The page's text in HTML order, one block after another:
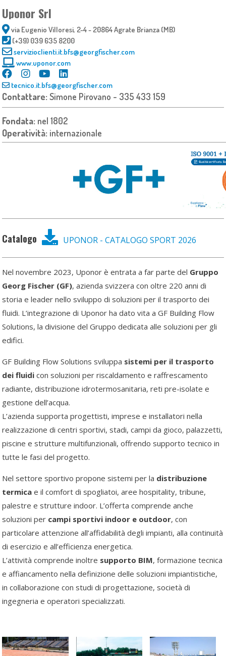
Uponor Srl
via Eugenio Villoresi, 2-4 - 20864 Agrate Brianza (MB)
(+39) 039 635 8200
servizioclienti.it.bfs@georgfischer.com
www.uponor.com
tecnico.it.bfs@georgfischer.com
Contattare:Simone Pirovano - 335 433 159
Fondata: nel 1802
Operatività: internazionale
Catalogo UPONOR - CATALOGO SPORT 2026
Nel novembre 2023, Uponor è entrata a far parte del Gruppo
Georg Fischer (GF), azienda svizzera con oltre 220 anni di
storia e leader nello sviluppo di soluzioni per il trasporto dei
fluidi. L’integrazione di Uponor ha dato vita a GF Building Flow
Solutions, la divisione del Gruppo dedicata alle soluzioni per gli
edifici.
GF Building Flow Solutions sviluppa sistemi per il trasporto
dei fluidi con soluzioni per riscaldamento e raffrescamento
radiante, distribuzione idrotermosanitaria, reti pre-isolate e
gestione dell’acqua.
L’azienda supporta progettisti, imprese e installatori nella
realizzazione di centri sportivi, stadi, campi da gioco, palazzetti,
piscine e strutture multifunzionali, offrendo supporto tecnico in
tutte le fasi del progetto.
Nel settore sportivo propone sistemi per la distribuzione
termica e il comfort di spogliatoi, aree hospitality, tribune,
palestre e strutture indoor. L’offerta comprende anche
soluzioni per campi sportivi indoor e outdoor, con
particolare attenzione all’affidabilità degli impianti, alla continuità
di esercizio e all’efficienza energetica.
L’attività comprende inoltre supporto BIM, formazione tecnica
e affiancamento nella definizione delle soluzioni impiantistiche,
in collaborazione con studi di progettazione, società di
ingegneria e operatori specializzati.